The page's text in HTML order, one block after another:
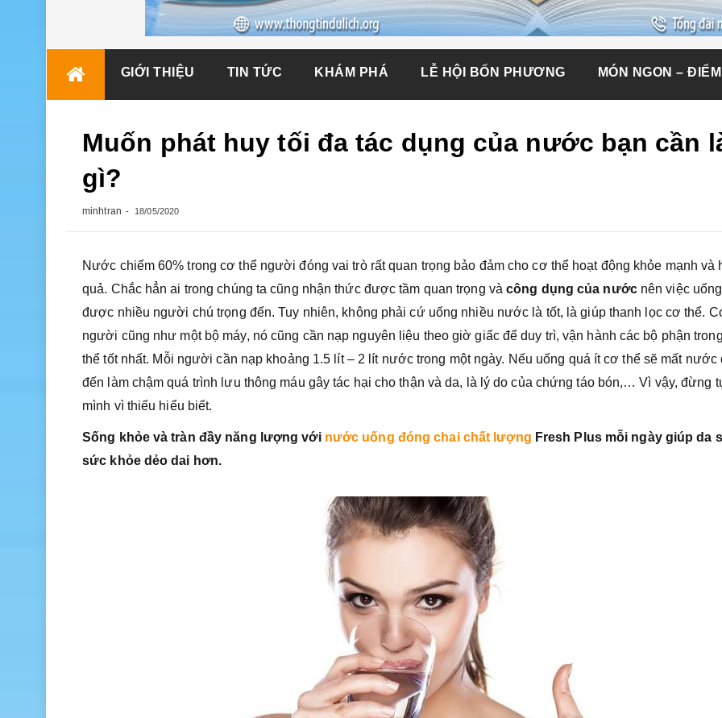
GIỚI THIỆU TIN TỨC KHÁM PHÁ LỄ HỘI BỐN PHƯƠNG MÓN NGON –
Muốn phát huy tối đa tác dụng của nước bạn cần
gì?
minhtran 18/05/2020
Nước chiếm 60% trong cơ thể người đóng vai trò rất quan trọng bảo đảm cho cơ thể hoạt động khỏe mạnh và
quả. Chắc hẳn ai trong chúng ta cũng nhận thức được tầm quan trọng vàcông dụng của nướcnên việc
được nhiều người chú trọng đến. Tuy nhiên, không phải cứ uống nhiều nước là tốt, là giúp thanh lọc cơ thể.
người cũng như một bộ máy, nó cũng cần nạp nguyên liệu theo giờ giấc để duy trì, vận hành các bộ phận
thể tốt nhất. Mỗi người cần nạp khoảng 1.5 lít – 2 lít nước trong một ngày. Nếu uống quá ít cơ thể sẽ mất nước
đến làm chậm quá trình lưu thông máu gây tác hại cho thận và da, là lý do của chứng táo bón,… Vì vậy, đừng
mình vì thiếu hiểu biết.
Sống khỏe và tràn đầy năng lượng với nước uống đóng chai chất lượng Fresh Plus mỗi ngày giúp da
sức khỏe dẻo dai hơn.